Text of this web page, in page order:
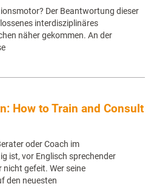
Der Beantwortung dieser
interdisziplinäres
näher gekommen. An der
How to Train and Consult
oder Coach im
ist, vor Englisch sprechender
gefeit. Wer seine
den neuesten